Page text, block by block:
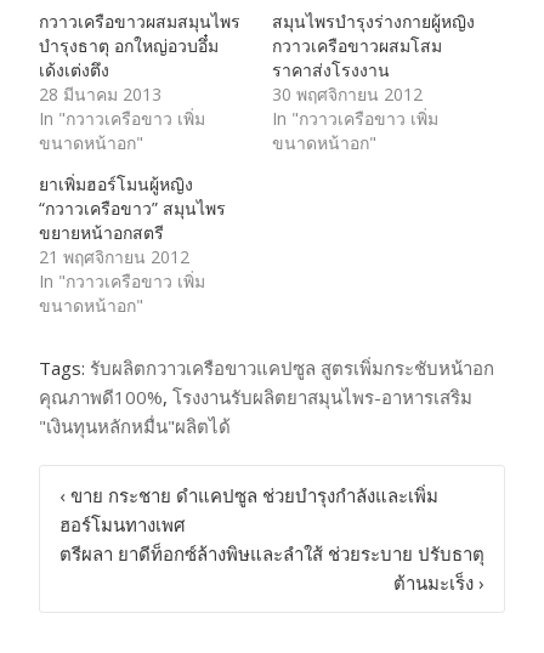
กวาวเครือขาวผสมสมุนไพร
บำรุงธาตุ อกใหญ่อวบอึ๋ม
เด้งเต่งตึง
28 มีนาคม 2013
In "กวาวเครือขาว เพิ่ม
ขนาดหน้าอก"
สมุนไพรบำรุงร่างกายผู้หญิง
กวาวเครือขาวผสมโสม
ราคาส่งโรงงาน
30 พฤศจิกายน 2012
In "กวาวเครือขาว เพิ่ม
ขนาดหน้าอก"
ยาเพิ่มฮอร์โมนผู้หญิง
“กวาวเครือขาว” สมุนไพร
ขยายหน้าอกสตรี
21 พฤศจิกายน 2012
In "กวาวเครือขาว เพิ่ม
ขนาดหน้าอก"
Tags: รับผลิตกวาวเครือขาวแคปซูล สูตรเพิ่มกระชับหน้าอก
คุณภาพดี100%, โรงงานรับผลิตยาสมุนไพร-อาหารเสริม
"เงินทุนหลักหมื่น"ผลิตได้
Post
navigation
‹ ขาย กระชาย ดำแคปซูล ช่วยบำรุงกำลังและเพิ่ม
ฮอร์โมนทางเพศ
ตรีผลา ยาดีท็อกซ์ล้างพิษและลำใส้ ช่วยระบาย ปรับธาตุ
ต้านมะเร็ง ›